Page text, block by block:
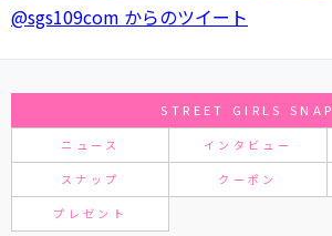
@sgs109com からのツイート
STREET GIRLS SNAP
ニュース インタビュー
スナップ クーポン
プレゼント